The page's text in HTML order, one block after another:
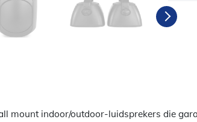
mount indoor/outdoor-luidsprekers die